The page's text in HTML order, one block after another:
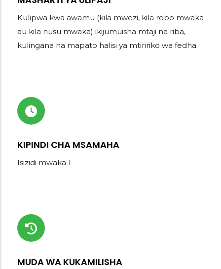
Kulipwa kwa awamu (kila mwezi, kila robo mwaka
au kila nusu mwaka) ikijumuisha mtaji na riba,
kulingana na mapato halisi ya mtiririko wa fedha.
KIPINDI CHA MSAMAHA
Isizidi mwaka 1
MUDA WA KUKAMILISHA